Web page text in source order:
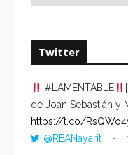
Twitter
#LAMENTABLE
de Joan Sebastián y
https://t.co/
@REANayarit